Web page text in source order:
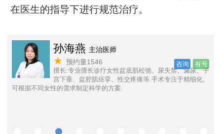
在医生的指导下进行规范治疗。
孙海燕 主治医师
★ 预约量1546
擅长:专业擅长诊疗女性盆底肌松弛、尿失禁、漏尿、子
宫下垂、盆腔肌痉挛、性交疼痛等.手术专注于精细化,
可根据不同女性的需求制定科学的方案.
咨询 有号